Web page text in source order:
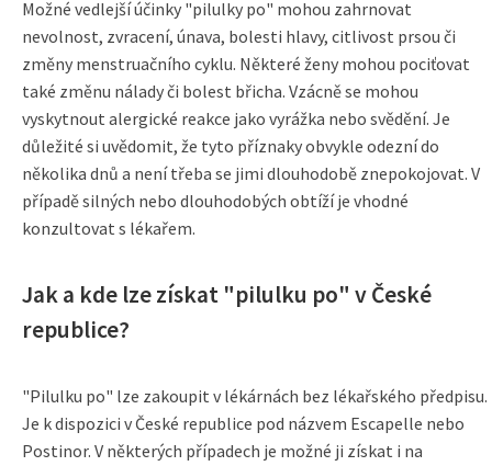
Možné vedlejší účinky "pilulky po" mohou zahrnovat
nevolnost, zvracení, únava, bolesti hlavy, citlivost prsou či
změny menstruačního cyklu. Některé ženy mohou pociťovat
také změnu nálady či bolest břicha. Vzácně se mohou
vyskytnout alergické reakce jako vyrážka nebo svědění. Je
důležité si uvědomit, že tyto příznaky obvykle odezní do
několika dnů a není třeba se jimi dlouhodobě znepokojovat. V
případě silných nebo dlouhodobých obtíží je vhodné
konzultovat s lékařem.
Jak a kde lze získat "pilulku po" v České
republice?
"Pilulku po" lze zakoupit v lékárnách bez lékařského předpisu.
Je k dispozici v České republice pod názvem Escapelle nebo
Postinor. V některých případech je možné ji získat i na